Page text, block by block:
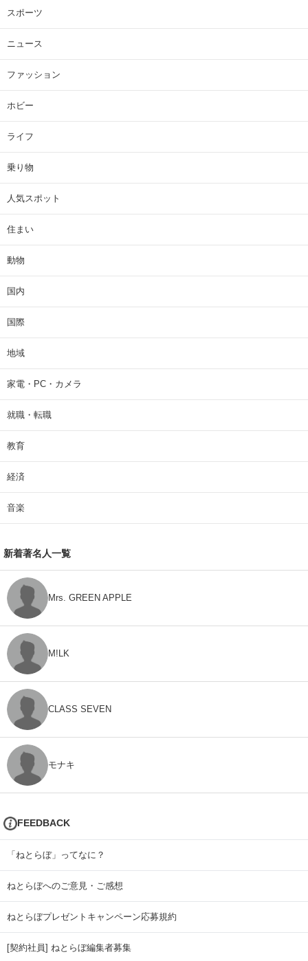
スポーツ
ニュース
ファッション
ホビー
ライフ
乗り物
人気スポット
住まい
動物
国内
国際
地域
家電・PC・カメラ
就職・転職
教育
経済
音楽
新着著名人一覧
Mrs. GREEN APPLE
M!LK
CLASS SEVEN
モナキ
FEEDBACK
「ねとらぼ」ってなに？
ねとらぼへのご意見・ご感想
ねとらぼプレゼントキャンペーン応募規約
[契約社員] ねとらぼ編集者募集